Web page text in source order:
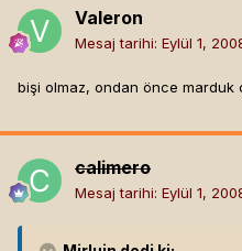
Valeron
Mesaj tarihi: Eylül 1,
bişi olmaz, ondan önce marduk
calimero
Mesaj tarihi: Eylül 1,